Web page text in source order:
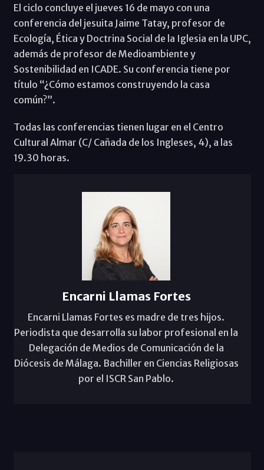
El ciclo concluye el jueves 16 de mayo con una
conferencia del jesuita Jaime Tatay, profesor de
Ecología, Ética y Doctrina Social de la Iglesia en la UPC,
además de profesor de Medioambiente y
Sostenibilidad en ICADE. Su conferencia tiene por
título “¿Cómo estamos construyendo la casa
común?”.
Todas las conferencias tienen lugar en el Centro
Cultural Almar (C/ Cañada de los Ingleses, 4), a las
19.30 horas.
Encarni Llamas Fortes
Encarni Llamas Fortes es madre de tres hijos.
Periodista que desarrolla su labor profesional en la
Delegación de Medios de Comunicación de la
Diócesis de Málaga. Bachiller en Ciencias Religiosas
por el ISCR San Pablo.